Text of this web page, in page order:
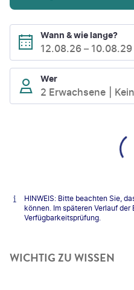
Wann & wie lange?
12.08.26 – 10.08.29
Wer
2 Erwachsene
HINWEIS: Bitte beachten Sie,
können. Im späteren Verlauf
Verfügbarkeitsprüfung.
WICHTIG ZU WISSEN